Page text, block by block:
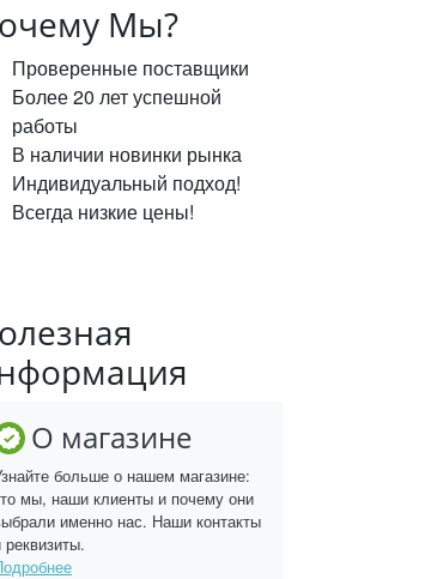
Мы?
Проверенные поставщики
Более 20 лет успешной
работы
В наличии новинки рынка
Индивидуальный подход!
Всегда низкие цены!
О магазине
больше о нашем магазине:
мы, наши клиенты и почему они
именно нас. Наши контакты
реквизиты.